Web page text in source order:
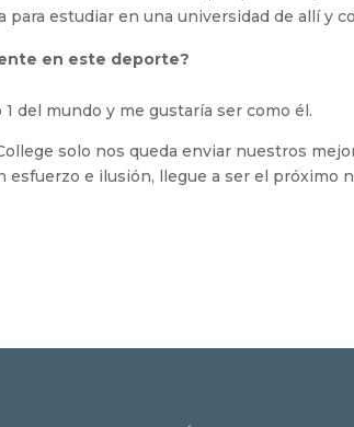
para estudiar en una universidad de allí y
en este deporte?
del mundo y me gustaría ser como él.
solo nos queda enviar nuestros
esfuerzo e ilusión, llegue a ser el próximo